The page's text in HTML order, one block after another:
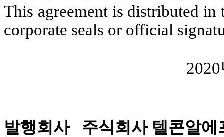
This agreement is distributed in
corporate seals or official
발행회사 주식회사 텔콘알에